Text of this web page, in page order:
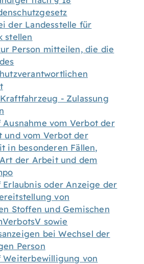
der Landesstelle für
stellen
Person mitteilen, die die
- Zulassung
vom Verbot der
und vom Verbot der
in besonderen Fällen,
der Arbeit und dem
oder Anzeige der
von
Stoffen und Gemischen
sowie
bei Wechsel der
Person
Weiterbewilligung von